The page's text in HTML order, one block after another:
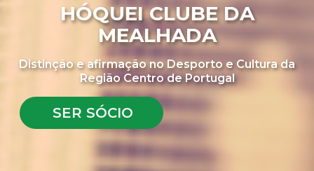
HÓQUEI CLUBE DA
MEALHADA
Distinção e afirmação no Desporto e Cultura da
Região Centro de Portugal
SER SÓCIO